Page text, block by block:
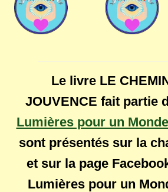
Le livre LE
JOUVENCE fait partie
Lumières pour un
sont présentés sur la
et sur la page
Lumières pour un